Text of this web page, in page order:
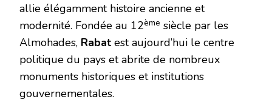
allie élégamment histoire ancienne et
modernité. Fondée au 12ème siècle par les
Almohades, Rabat est aujourd’hui le centre
politique du pays et abrite de nombreux
monuments historiques et institutions
gouvernementales.